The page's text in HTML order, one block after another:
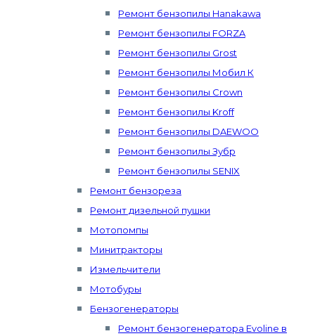
Ремонт бензопилы Hanakawa
Ремонт бензопилы FORZA
Ремонт бензопилы Grost
Ремонт бензопилы Мобил К
Ремонт бензопилы Crown
Ремонт бензопилы Kroff
Ремонт бензопилы DAEWOO
Ремонт бензопилы Зубр
Ремонт бензопилы SENIX
Ремонт бензореза
Ремонт дизельной пушки
Мотопомпы
Минитракторы
Измельчители
Мотобуры
Бензогенераторы
Ремонт бензогенератора Evoline в